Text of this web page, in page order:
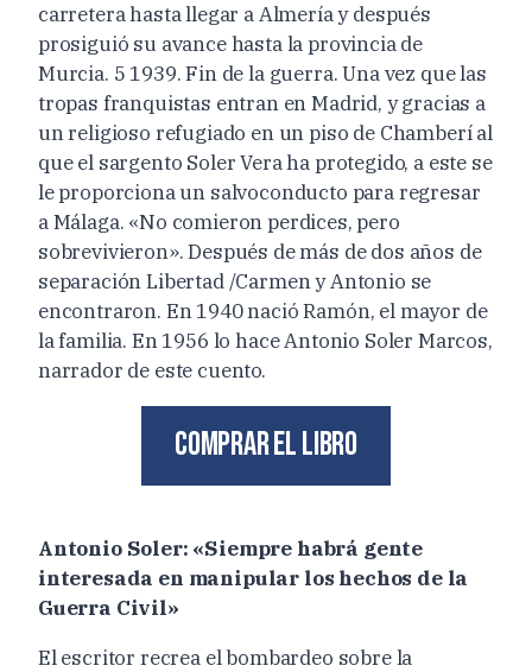
carretera hasta llegar a Almería y después
prosiguió su avance hasta la provincia de
Murcia. 5 1939. Fin de la guerra. Una vez que las
tropas franquistas entran en Madrid, y gracias a
un religioso refugiado en un piso de Chamberí al
que el sargento Soler Vera ha protegido, a este se
le proporciona un salvoconducto para regresar
a Málaga. «No comieron perdices, pero
sobrevivieron». Después de más de dos años de
separación Libertad /Carmen y Antonio se
encontraron. En 1940 nació Ramón, el mayor de
la familia. En 1956 lo hace Antonio Soler Marcos,
narrador de este cuento.
Comprar el libro
Antonio Soler: «Siempre habrá gente
interesada en manipular los hechos de la
Guerra Civil»
El escritor recrea el bombardeo sobre la